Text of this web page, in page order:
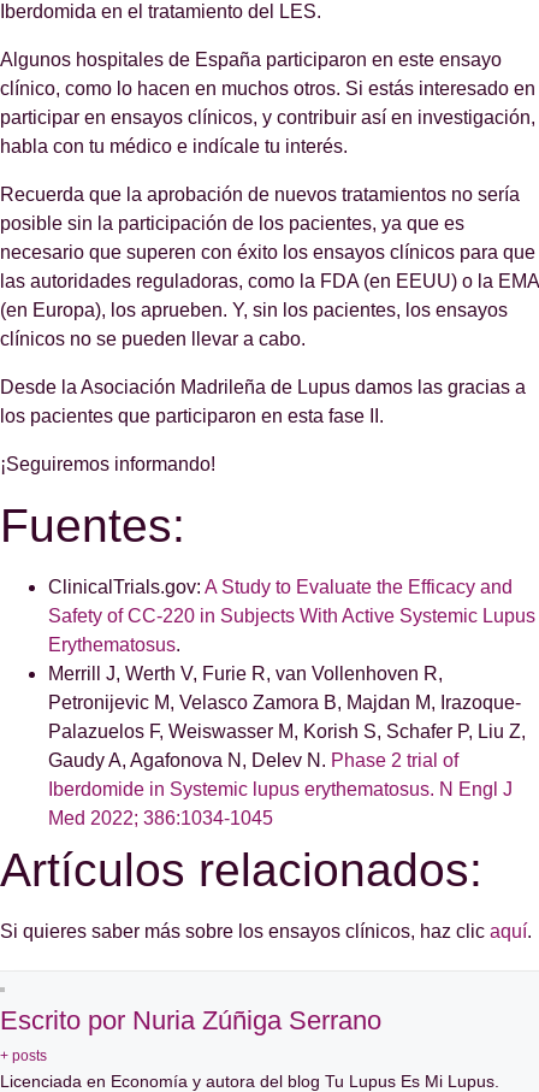
Iberdomida en el tratamiento del LES.
Algunos hospitales de España participaron en este ensayo
clínico, como lo hacen en muchos otros. Si estás interesado en
participar en ensayos clínicos, y contribuir así en investigación,
habla con tu médico e indícale tu interés.
Recuerda que la aprobación de nuevos tratamientos no sería
posible sin la participación de los pacientes, ya que es
necesario que superen con éxito los ensayos clínicos para que
las autoridades reguladoras, como la FDA (en EEUU) o la EMA
(en Europa), los aprueben. Y, sin los pacientes, los ensayos
clínicos no se pueden llevar a cabo.
Desde la Asociación Madrileña de Lupus damos las gracias a
los pacientes que participaron en esta fase II.
¡Seguiremos informando!
Fuentes:
ClinicalTrials.gov: A Study to Evaluate the Efficacy and
Safety of CC-220 in Subjects With Active Systemic Lupus
Erythematosus.
Merrill J, Werth V, Furie R, van Vollenhoven R,
Petronijevic M, Velasco Zamora B, Majdan M, Irazoque-
Palazuelos F, Weiswasser M, Korish S, Schafer P, Liu Z,
Gaudy A, Agafonova N, Delev N. Phase 2 trial of
Iberdomide in Systemic lupus erythematosus. N Engl J
Med 2022; 386:1034-1045
Artículos relacionados:
Si quieres saber más sobre los ensayos clínicos, haz clic aquí.
Escrito por Nuria Zúñiga Serrano
+ posts
Licenciada en Economía y autora del blog Tu Lupus Es Mi Lupus.